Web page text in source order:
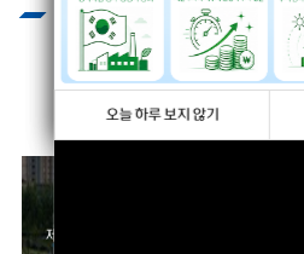
Business
끊임없는 기술개발과 엄격하고 혹독한
제품 판매 사업
오늘 하루 보지 않기
오늘 하루 보지 않기